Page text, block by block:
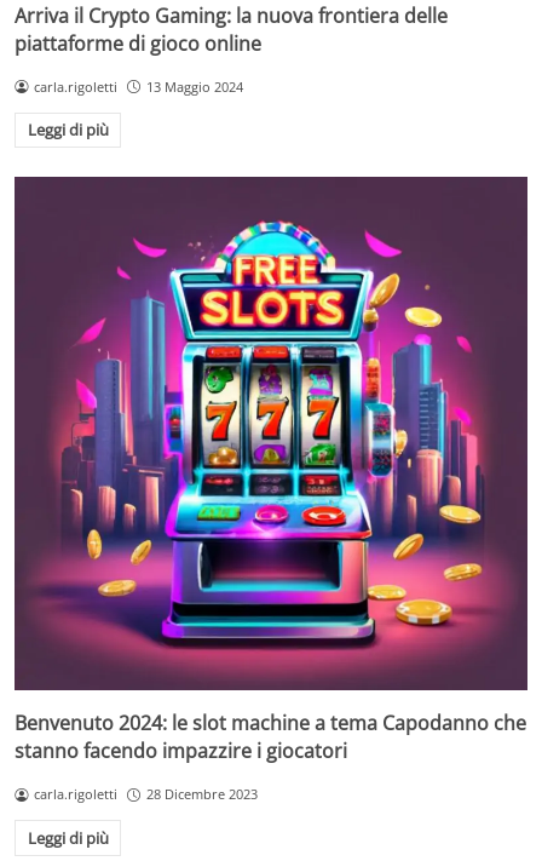
Arriva il Crypto Gaming: la nuova frontiera delle
piattaforme di gioco online
carla.rigoletti 13 Maggio 2024
Leggi di più
Benvenuto 2024: le slot machine a tema Capodanno che
stanno facendo impazzire i giocatori
carla.rigoletti 28 Dicembre 2023
Leggi di più